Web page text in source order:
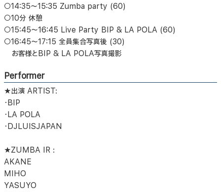
○14:35～15:35 Zumba party (60)
○10分 休憩
○15:45～16:45 Live Party BIP & LA POLA (60)
○16:45～17:15 全員集合写真後 (30)
お客様とBIP & LA POLA写真撮影
Performer
★出演 ARTIST:
・BIP
・LA POLA
・DJLUISJAPAN
★ZUMBA IR :
AKANE
MIHO
YASUYO